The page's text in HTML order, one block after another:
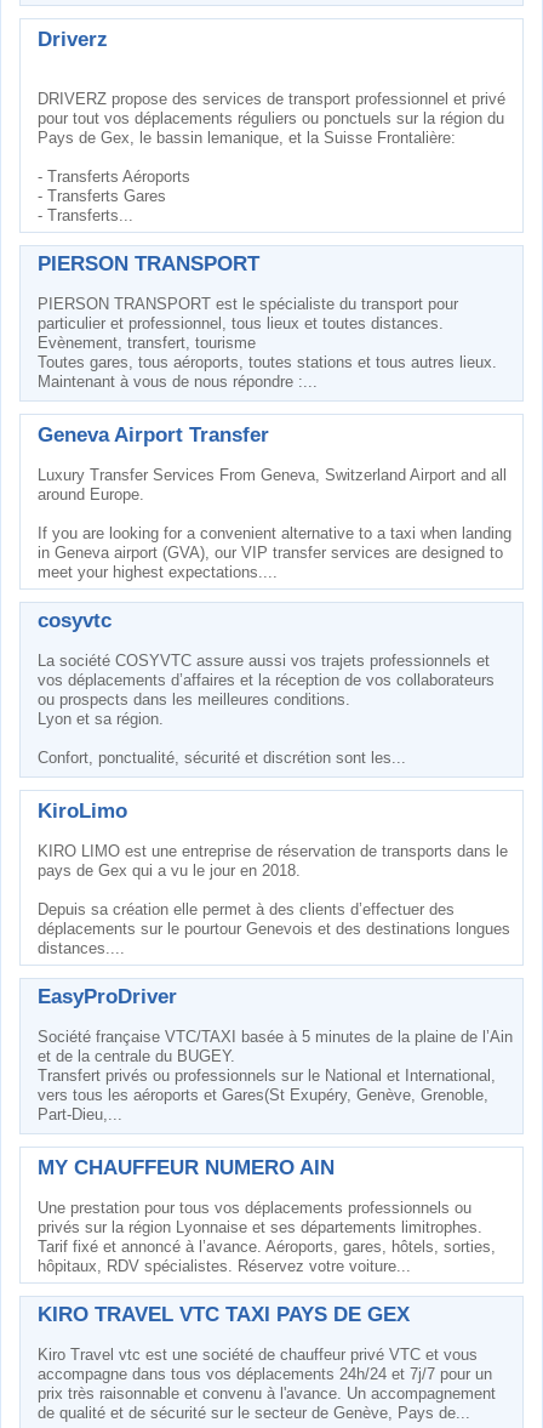
Driverz
DRIVERZ propose des services de transport professionnel et privé
pour tout vos déplacements réguliers ou ponctuels sur la région du
Pays de Gex, le bassin lemanique, et la Suisse Frontalière:
- Transferts Aéroports
- Transferts Gares
- Transferts...
PIERSON TRANSPORT
PIERSON TRANSPORT est le spécialiste du transport pour
particulier et professionnel, tous lieux et toutes distances.
Evènement, transfert, tourisme
Toutes gares, tous aéroports, toutes stations et tous autres lieux.
Maintenant à vous de nous répondre :...
Geneva Airport Transfer
Luxury Transfer Services From Geneva, Switzerland Airport and all
around Europe.
If you are looking for a convenient alternative to a taxi when landing
in Geneva airport (GVA), our VIP transfer services are designed to
meet your highest expectations....
cosyvtc
La société COSYVTC assure aussi vos trajets professionnels et
vos déplacements d’affaires et la réception de vos collaborateurs
ou prospects dans les meilleures conditions.
Lyon et sa région.
Confort, ponctualité, sécurité et discrétion sont les...
KiroLimo
KIRO LIMO est une entreprise de réservation de transports dans le
pays de Gex qui a vu le jour en 2018.
Depuis sa création elle permet à des clients d’effectuer des
déplacements sur le pourtour Genevois et des destinations longues
distances....
EasyProDriver
Société française VTC/TAXI basée à 5 minutes de la plaine de l’Ain
et de la centrale du BUGEY.
Transfert privés ou professionnels sur le National et International,
vers tous les aéroports et Gares(St Exupéry, Genève, Grenoble,
Part-Dieu,...
MY CHAUFFEUR NUMERO AIN
Une prestation pour tous vos déplacements professionnels ou
privés sur la région Lyonnaise et ses départements limitrophes.
Tarif fixé et annoncé à l’avance. Aéroports, gares, hôtels, sorties,
hôpitaux, RDV spécialistes. Réservez votre voiture...
KIRO TRAVEL VTC TAXI PAYS DE GEX
Kiro Travel vtc est une société de chauffeur privé VTC et vous
accompagne dans tous vos déplacements 24h/24 et 7j/7 pour un
prix très raisonnable et convenu à l'avance. Un accompagnement
de qualité et de sécurité sur le secteur de Genève, Pays de...